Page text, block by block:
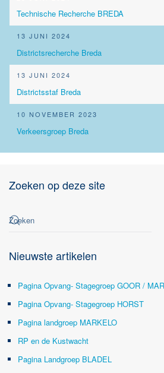
Technische Recherche BREDA
13 JUNI 2024
Districtsrecherche Breda
13 JUNI 2024
Districtsstaf Breda
10 NOVEMBER 2023
Verkeersgroep Breda
Zoeken op deze site
Nieuwste artikelen
Pagina Opvang- Stagegroep GOOR /
Pagina Opvang- Stagegroep HORST
Pagina landgroep MARKELO
RP en de Kustwacht
Pagina Landgroep BLADEL